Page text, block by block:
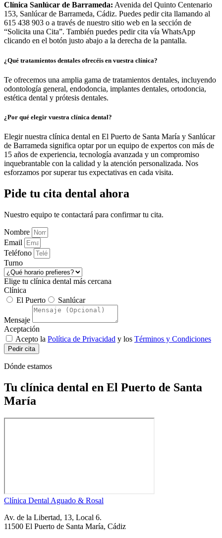
Clínica Sanlúcar de Barrameda: Avenida del Quinto Centenario
153, Sanlúcar de Barrameda, Cádiz. Puedes pedir cita llamando al
615 438 903 o a través de nuestro sitio web en la sección de
“Solicita una Cita”. También puedes pedir cita vía WhatsApp
clicando en el botón justo abajo a la derecha de la pantalla.
¿Qué tratamientos dentales ofrecéis en vuestra clínica?
Te ofrecemos una amplia gama de tratamientos dentales, incluyendo
odontología general, endodoncia, implantes dentales, ortodoncia,
estética dental y prótesis dentales.
¿Por qué elegir vuestra clínica dental?
Elegir nuestra clínica dental en El Puerto de Santa María y Sanlúcar
de Barrameda significa optar por un equipo de expertos con más de
15 años de experiencia, tecnología avanzada y un compromiso
inquebrantable con la calidad y la atención personalizada. Nos
esforzamos por superar tus expectativas en cada visita.
Pide tu cita dental ahora
Nuestro equipo te contactará para confirmar tu cita.
Nombre
Email
Teléfono
Turno
Elige tu clínica dental más cercana
Clínica
El Puerto
Sanlúcar
Mensaje
Aceptación
Acepto la Política de Privacidad y los Términos y Condiciones
Pedir cita
Dónde estamos
Tu clínica dental en El Puerto de Santa
María
Clínica Dental Aguado & Rosal
Av. de la Libertad, 13, Local 6.
11500 El Puerto de Santa María, Cádiz